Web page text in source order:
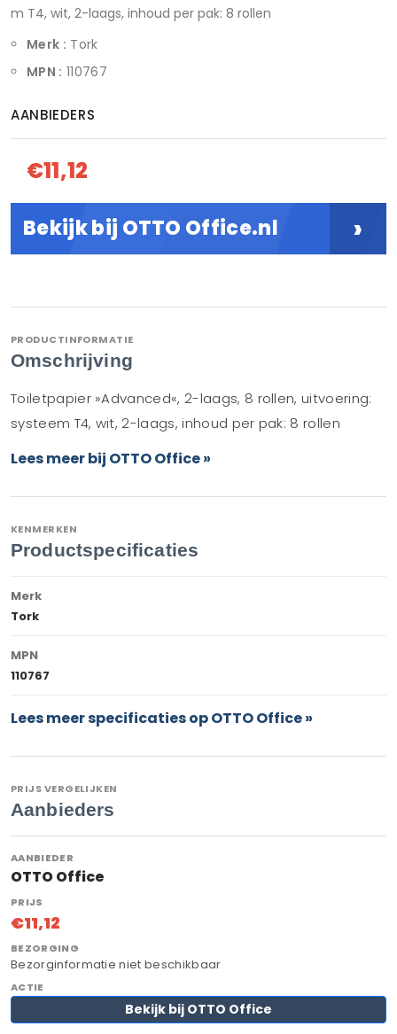
m T4, wit, 2-laags, inhoud per pak: 8 rollen
Merk : Tork
MPN : 110767
AANBIEDERS
€11,12
Bekijk bij OTTO Office.nl ›
PRODUCTINFORMATIE
Omschrijving
Toiletpapier »Advanced«, 2-laags, 8 rollen, uitvoering:
systeem T4, wit, 2-laags, inhoud per pak: 8 rollen
Lees meer bij OTTO Office »
KENMERKEN
Productspecificaties
Merk
Tork
MPN
110767
Lees meer specificaties op OTTO Office »
PRIJS VERGELIJKEN
Aanbieders
OTTO Office
€11,12
Bezorginformatie niet beschikbaar
Bekijk bij OTTO Office